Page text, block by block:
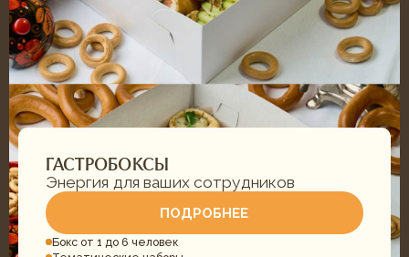
МЕНЮ БЛЮД
Всё меню
Гастробоксы
Свадебное меню
Детское меню
Фуршетное меню
Банкетное меню
Торты и десерты
Корпоративные обеды
ИНФОРМАЦИЯ
О нас
ДОКУМЕНТАЦИЯ
Конфиденциальность
Политика cookies
Согласие на обработку
Согласие на рассылку
Оферта